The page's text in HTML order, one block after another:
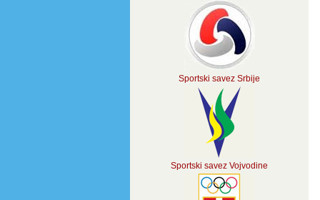
Sportski savez Srbije
Sportski savez Vojvodine